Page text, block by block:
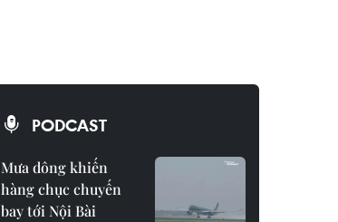
PODCAST
Mưa dông khiến
hàng chục chuyến
bay tới Nội Bài